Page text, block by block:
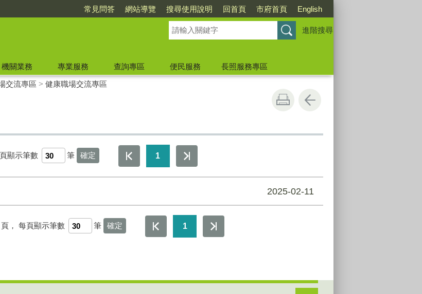
常見問答 網站導覽 搜尋使用說明 回首頁 市府首頁 English
進階搜尋
機關業務 專業服務 查詢專區 便民服務
長照服務專區
交流專區 > 健康職場交流專區
顯示筆數 筆 1
2025-02-11
頁， 每頁顯示筆數 筆 1